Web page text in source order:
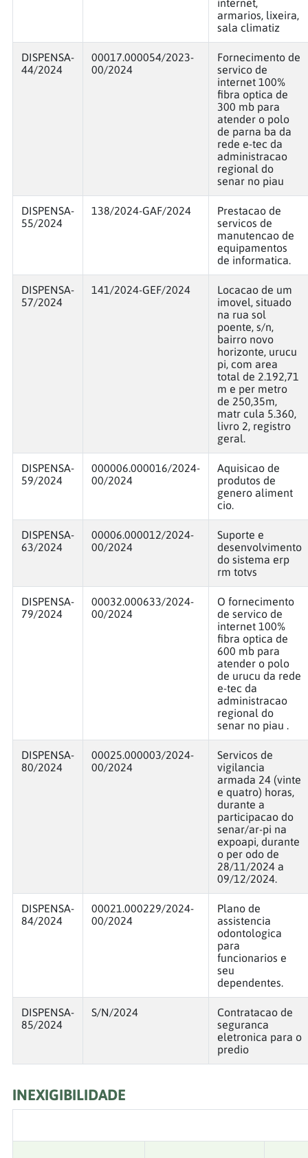
armarios, lixeira,
sala climatiz
DISPENSA-
44/2024
00017.000054/2023-
00/2024
Fornecimento de
servico de
internet 100%
fibra optica de
300 mb para
atender o polo
de parna ba da
rede e-tec da
administracao
regional do
senar no piau
DISPENSA-
55/2024
138/2024-GAF/2024
Prestacao de
servicos de
manutencao de
equipamentos
de informatica.
DISPENSA-
57/2024
141/2024-GEF/2024
Locacao de um
imovel, situado
na rua sol
poente, s/n,
bairro novo
horizonte, urucu
pi, com area
total de 2.192,71
m e per metro
de 250,35m,
matr cula 5.360,
livro 2, registro
geral.
DISPENSA-
59/2024
000006.000016/2024-
00/2024
Aquisicao de
produtos de
genero aliment
cio.
DISPENSA-
63/2024
00006.000012/2024-
00/2024
Suporte e
desenvolvimento
do sistema erp
rm totvs
DISPENSA-
79/2024
00032.000633/2024-
00/2024
O fornecimento
de servico de
internet 100%
fibra optica de
600 mb para
atender o polo
de urucu da rede
e-tec da
administracao
regional do
senar no piau .
DISPENSA-
80/2024
00025.000003/2024-
00/2024
Servicos de
vigilancia
armada 24 (vinte
e quatro) horas,
durante a
participacao do
senar/ar-pi na
expoapi, durante
o per odo de
28/11/2024 a
09/12/2024.
DISPENSA-
84/2024
00021.000229/2024-
00/2024
Plano de
assistencia
odontologica
para
funcionarios e
seu
dependentes.
DISPENSA-
85/2024
S/N/2024
Contratacao de
seguranca
eletronica para o
predio
INEXIGIBILIDADE